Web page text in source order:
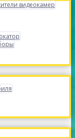
видеокамер